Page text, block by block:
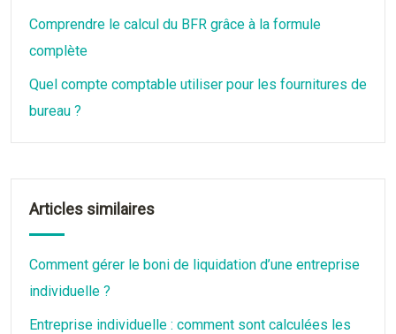
Comprendre le calcul du BFR grâce à la formule
complète
Quel compte comptable utiliser pour les fournitures de
bureau ?
Articles similaires
Comment gérer le boni de liquidation d’une entreprise
individuelle ?
Entreprise individuelle : comment sont calculées les